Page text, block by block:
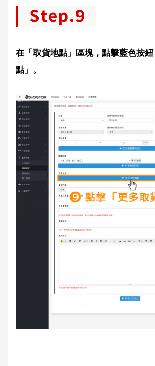
在「取貨地點」區塊，點擊藍色按
點」。